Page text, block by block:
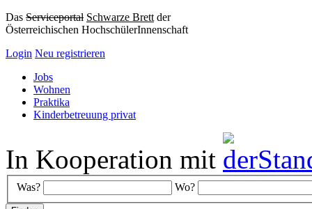
Das Serviceportal Schwarze Brett der
Österreichischen HochschülerInnenschaft
Login Neu registrieren
Jobs
Wohnen
Praktika
Kinderbetreuung privat
In Kooperation mit
Was? Wo?